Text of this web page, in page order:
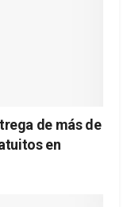
de más de
en